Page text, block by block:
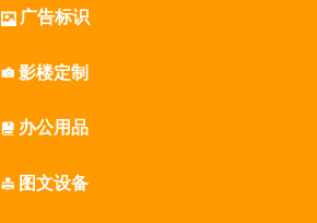
󰁄 广告标识
󰂖 影楼定制
󰂡 办公用品
󰂨 图文设备